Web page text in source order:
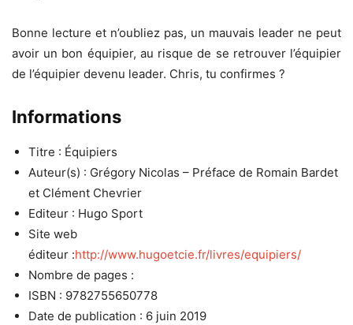
Bonne lecture et n’oubliez pas, un mauvais leader ne peut
avoir un bon équipier, au risque de se retrouver l’équipier
de l’équipier devenu leader. Chris, tu confirmes ?
Informations
Titre : Équipiers
Auteur(s) : Grégory Nicolas – Préface de Romain Bardet
et Clément Chevrier
Editeur : Hugo Sport
Site web
éditeur :http://www.hugoetcie.fr/livres/equipiers/
Nombre de pages :
ISBN : 9782755650778
Date de publication : 6 juin 2019